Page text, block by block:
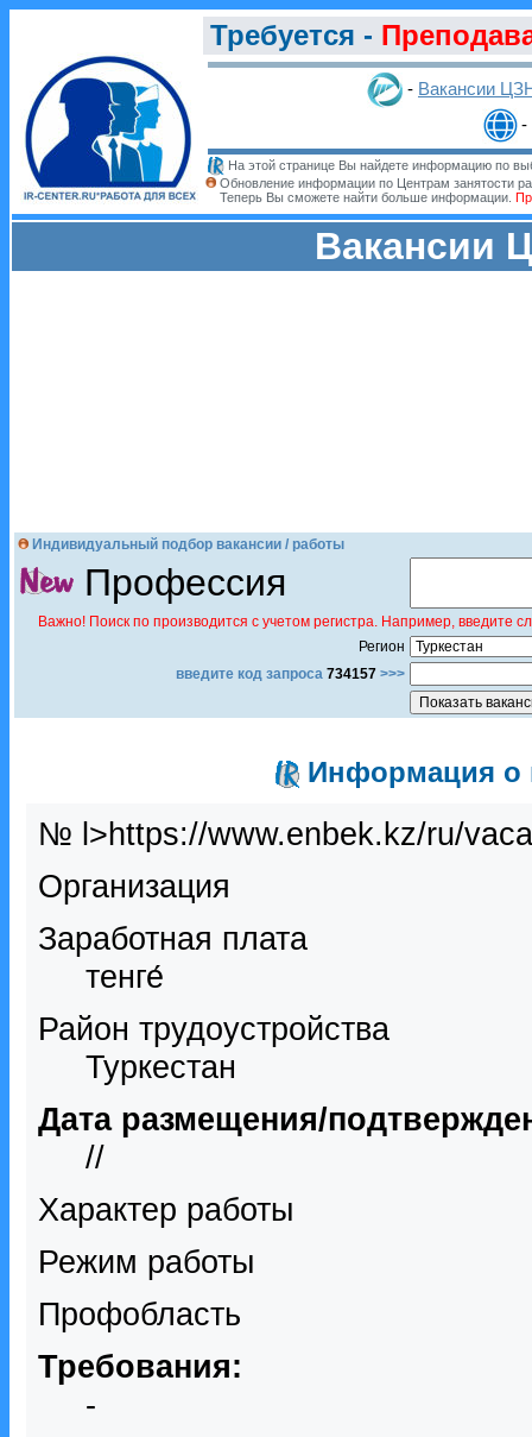
Требуется -
- Вакансии
-
На этой странице Вы найдете информацию по
Обновление информации по Центрам занятости
Теперь Вы сможете найти больше информации.
Вакансии
Индивидуальный подбор вакансии / работы
Профессия
Важно! Поиск по производится с учетом регистра. Например,
Регион
введите код запроса 734157 >>>
Информация о
№ l>https://www.enbek.kz/ru/
Организация
Заработная плата
тенге́
Район трудоустройства
Туркестан
Дата размещения/
//
Характер работы
Режим работы
Профобласть
Требования:
-